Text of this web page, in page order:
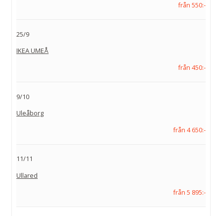
från 550:-
25/9
IKEA UMEÅ
från 450:-
9/10
Uleåborg
från 4 650:-
11/11
Ullared
från 5 895:-